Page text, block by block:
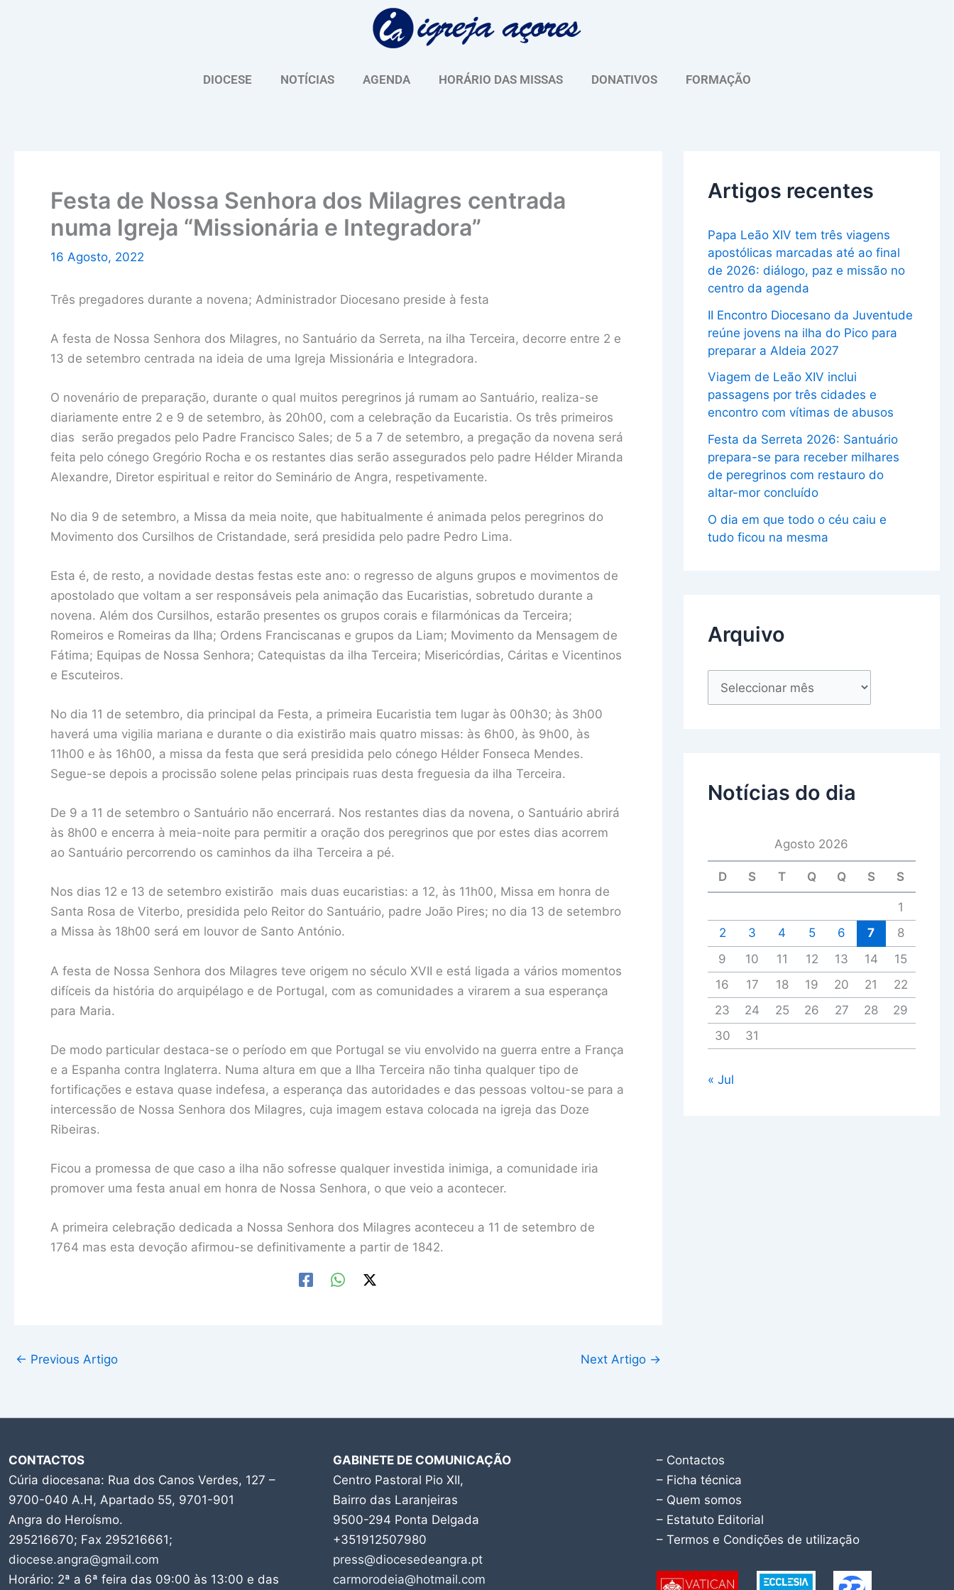
DIOCESE NOTÍCIAS AGENDA HORÁRIO DAS MISSAS DONATIVOS FORMAÇÃO
Festa de Nossa Senhora dos Milagres centrada
numa Igreja “Missionária e Integradora”
16 Agosto, 2022
Três pregadores durante a novena; Administrador Diocesano preside à festa
A festa de Nossa Senhora dos Milagres, no Santuário da Serreta, na ilha Terceira, decorre entre 2 e
13 de setembro centrada na ideia de uma Igreja Missionária e Integradora.
O novenário de preparação, durante o qual muitos peregrinos já rumam ao Santuário, realiza-se
diariamente entre 2 e 9 de setembro, às 20h00, com a celebração da Eucaristia. Os três primeiros
dias serão pregados pelo Padre Francisco Sales; de 5 a 7 de setembro, a pregação da novena será
feita pelo cónego Gregório Rocha e os restantes dias serão assegurados pelo padre Hélder Miranda
Alexandre, Diretor espiritual e reitor do Seminário de Angra, respetivamente.
No dia 9 de setembro, a Missa da meia noite, que habitualmente é animada pelos peregrinos do
Movimento dos Cursilhos de Cristandade, será presidida pelo padre Pedro Lima.
Esta é, de resto, a novidade destas festas este ano: o regresso de alguns grupos e movimentos de
apostolado que voltam a ser responsáveis pela animação das Eucaristias, sobretudo durante a
novena. Além dos Cursilhos, estarão presentes os grupos corais e filarmónicas da Terceira;
Romeiros e Romeiras da Ilha; Ordens Franciscanas e grupos da Liam; Movimento da Mensagem de
Fátima; Equipas de Nossa Senhora; Catequistas da ilha Terceira; Misericórdias, Cáritas e Vicentinos
e Escuteiros.
No dia 11 de setembro, dia principal da Festa, a primeira Eucaristia tem lugar às 00h30; às 3h00
haverá uma vigilia mariana e durante o dia existirão mais quatro missas: às 6h00, às 9h00, às
11h00 e às 16h00, a missa da festa que será presidida pelo cónego Hélder Fonseca Mendes.
Segue-se depois a procissão solene pelas principais ruas desta freguesia da ilha Terceira.
De 9 a 11 de setembro o Santuário não encerrará. Nos restantes dias da novena, o Santuário abrirá
às 8h00 e encerra à meia-noite para permitir a oração dos peregrinos que por estes dias acorrem
ao Santuário percorrendo os caminhos da ilha Terceira a pé.
Nos dias 12 e 13 de setembro existirão mais duas eucaristias: a 12, às 11h00, Missa em honra de
Santa Rosa de Viterbo, presidida pelo Reitor do Santuário, padre João Pires; no dia 13 de setembro
a Missa às 18h00 será em louvor de Santo António.
A festa de Nossa Senhora dos Milagres teve origem no século XVII e está ligada a vários momentos
difíceis da história do arquipélago e de Portugal, com as comunidades a virarem a sua esperança
para Maria.
De modo particular destaca-se o período em que Portugal se viu envolvido na guerra entre a França
e a Espanha contra Inglaterra. Numa altura em que a Ilha Terceira não tinha qualquer tipo de
fortificações e estava quase indefesa, a esperança das autoridades e das pessoas voltou-se para a
intercessão de Nossa Senhora dos Milagres, cuja imagem estava colocada na igreja das Doze
Ribeiras.
Ficou a promessa de que caso a ilha não sofresse qualquer investida inimiga, a comunidade iria
promover uma festa anual em honra de Nossa Senhora, o que veio a acontecer.
A primeira celebração dedicada a Nossa Senhora dos Milagres aconteceu a 11 de setembro de
1764 mas esta devoção afirmou-se definitivamente a partir de 1842.
← Previous Artigo Next Artigo →
Artigos recentes
Papa Leão XIV tem três viagens
apostólicas marcadas até ao final
de 2026: diálogo, paz e missão no
centro da agenda
II Encontro Diocesano da Juventude
reúne jovens na ilha do Pico para
preparar a Aldeia 2027
Viagem de Leão XIV inclui
passagens por três cidades e
encontro com vítimas de abusos
Festa da Serreta 2026: Santuário
prepara-se para receber milhares
de peregrinos com restauro do
altar-mor concluído
O dia em que todo o céu caiu e
tudo ficou na mesma
Arquivo
u
Notícias do dia
Agosto 2026
D S T Q Q S S
1
2
3 4 5 6 7
8
9
10 11 12 13 14
15
16
17 18 19 20 21
22
23
24 25 26 27 28
29
30
31
« Jul
CONTACTOS
Cúria diocesana: Rua dos Canos Verdes, 127 –
9700-040 A.H, Apartado 55, 9701-901
Angra do Heroísmo.
295216670; Fax 295216661;
diocese.angra@gmail.com
Horário: 2ª a 6ª feira das 09:00 às 13:00 e das
GABINETE DE COMUNICAÇÃO
Centro Pastoral Pio XII,
Bairro das Laranjeiras
9500-294 Ponta Delgada
+351912507980
press@diocesedeangra.pt
carmorodeia@hotmail.com
– Contactos
– Ficha técnica
– Quem somos
– Estatuto Editorial
– Termos e Condições de utilização